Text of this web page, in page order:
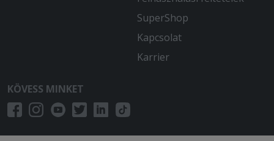
2025-09-21 - :
Finom ételek, korrekt árak és gyors
kiszállítás! Csak ajánlani tudom!
SuperShop
Kapcsolat
Karrier
KÖVESS MINKET